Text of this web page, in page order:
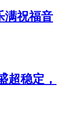
满祝福音
超稳定，